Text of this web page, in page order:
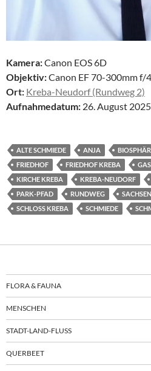
Kamera:Canon EOS 6D
Objektiv:Canon EF 70-300mm f/
Ort: Kreba-Neudorf (Rundweg 2)
Aufnahmedatum: 26. August 2025
ALTE SCHMIEDE ANJA
FRIEDHOF
FRIEDHOF KREBA
KIRCHE KREBA
KREBA-NEUDORF
PARK-PFAD
RUNDWEG SACHSEN
SCHLOSS KREBA
SCHMIEDE
FLORA & FAUNA
MENSCHEN
STADT-LAND-FLUSS
QUERBEET